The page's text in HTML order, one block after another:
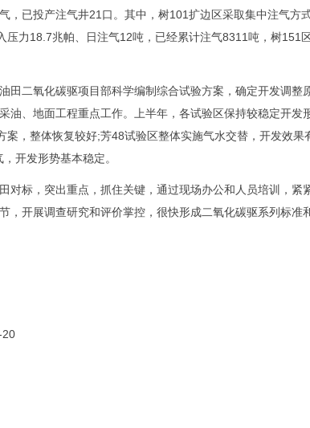
已投产注气井21口。其中，树101扩边区采取集中注气方
压力18.7兆帕、日注气12吨，已经累计注气8311吨，树151
二氧化碳驱项目部科学编制综合试验方案，确定开发调整
油、地面工程重点工作。上半年，各试验区保持较稳定开发
，整体恢复较好;芳48试验区整体实施气水交替，开发效果
开发形势基本稳定。
标，突出重点，抓住关键，通过现场办公和人员培训，紧
，开展调查研究和评价掌控，很快形成二氧化碳驱系列标准
20